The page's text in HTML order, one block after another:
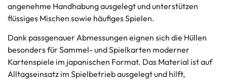
angenehme Handhabung ausgelegt und unterstützen
flüssiges Mischen sowie häufiges Spielen.
Dank passgenauer Abmessungen eignen sich die Hüllen
besonders für Sammel- und Spielkarten moderner
Kartenspiele im japanischen Format. Das Material ist auf
Alltagseinsatz im Spielbetrieb ausgelegt und hilft,